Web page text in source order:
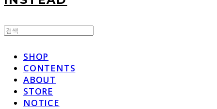
SHOP
CONTENTS
ABOUT
STORE
NOTICE